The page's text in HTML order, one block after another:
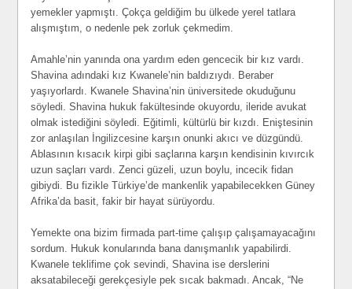
yemekler yapmıştı. Çokça geldiğim bu ülkede yerel tatlara
alışmıştım, o nedenle pek zorluk çekmedim.
Amahle’nin yanında ona yardım eden gencecik bir kız vardı.
Shavina adındaki kız Kwanele’nin baldızıydı. Beraber
yaşıyorlardı. Kwanele Shavina’nin üniversitede okuduğunu
söyledi. Shavina hukuk fakültesinde okuyordu, ileride avukat
olmak istediğini söyledi. Eğitimli, kültürlü bir kızdı. Eniştesinin
zor anlaşılan İngilizcesine karşın onunki akıcı ve düzgündü.
Ablasının kısacık kirpi gibi saçlarına karşın kendisinin kıvırcık
uzun saçları vardı. Zenci güzeli, uzun boylu, incecik fidan
gibiydi. Bu fizikle Türkiye’de mankenlik yapabilecekken Güney
Afrika’da basit, fakir bir hayat sürüyordu.
Yemekte ona bizim firmada part-time çalışıp çalışamayacağını
sordum. Hukuk konularında bana danışmanlık yapabilirdi.
Kwanele teklifime çok sevindi, Shavina ise derslerini
aksatabileceği gerekçesiyle pek sıcak bakmadı. Ancak, “Ne